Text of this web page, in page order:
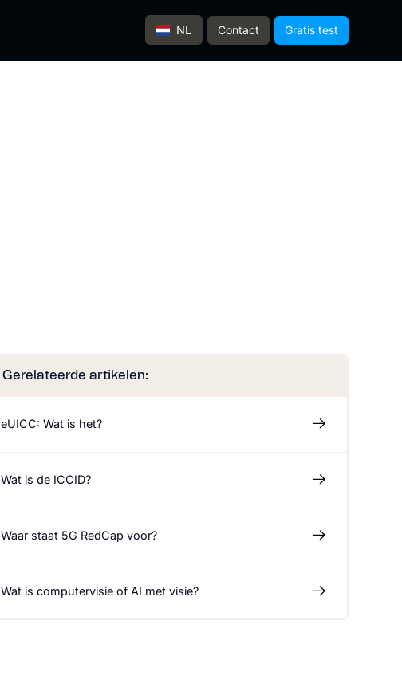
NL Contact Gratis test
Gerelateerde artikelen:
eUICC: Wat is het?
Wat is de ICCID?
Waar staat 5G RedCap voor?
Wat is computervisie of AI met visie?